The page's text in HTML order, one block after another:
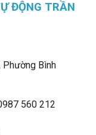
ĐỘNG TRẦN
Bình
560 212